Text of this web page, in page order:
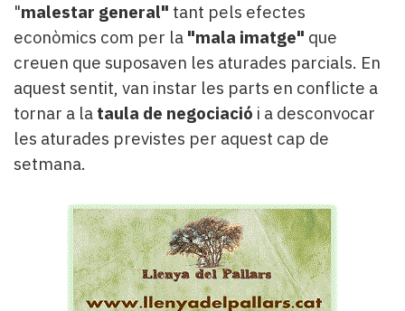
"malestar general" tant pels efectes
econòmics com per la "mala imatge" que
creuen que suposaven les aturades parcials. En
aquest sentit, van instar les parts en conflicte a
tornar a la taula de negociació i a desconvocar
les aturades previstes per aquest cap de
setmana.